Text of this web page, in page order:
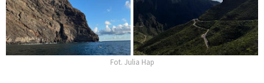
Fot. Julia Hap